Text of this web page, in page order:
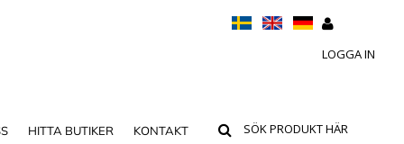
LOGGA IN
HITTA BUTIKER KONTAKT